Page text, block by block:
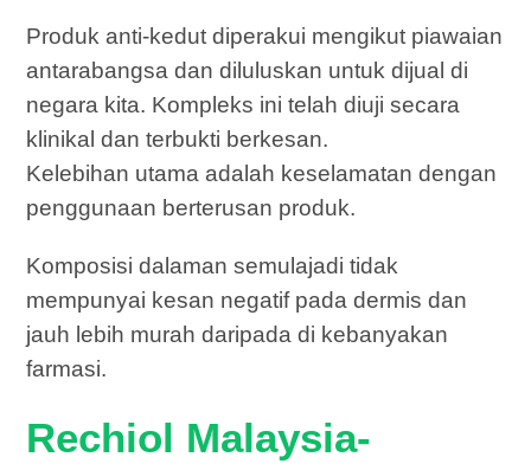
Produk anti-kedut diperakui mengikut piawaian
antarabangsa dan diluluskan untuk dijual di
negara kita. Kompleks ini telah diuji secara
klinikal dan terbukti berkesan.
Kelebihan utama adalah keselamatan dengan
penggunaan berterusan produk.
Komposisi dalaman semulajadi tidak
mempunyai kesan negatif pada dermis dan
jauh lebih murah daripada di kebanyakan
farmasi.
Rechiol Malaysia-